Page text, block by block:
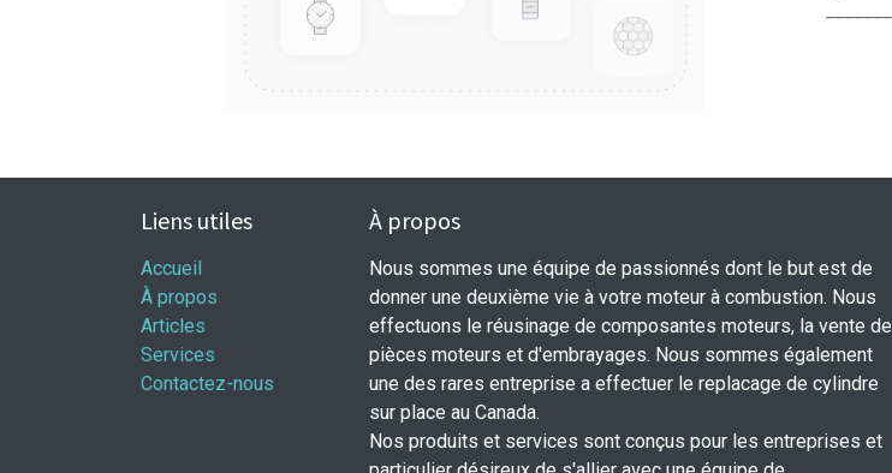
Liens utiles
Accueil
À propos
Articles
Services
Contactez-nous
À propos
Nous sommes une équipe de passionnés dont le but est de
donner une deuxième vie à votre moteur à combustion. Nous
effectuons le réusinage de composantes moteurs, la vente de
pièces moteurs et d'embrayages. Nous sommes également
une des rares entreprise a effectuer le replacage de cylindre
sur place au Canada.
Nos produits et services sont conçus pour les entreprises et